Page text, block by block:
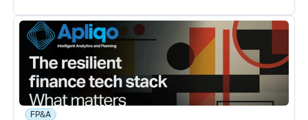
FP&A